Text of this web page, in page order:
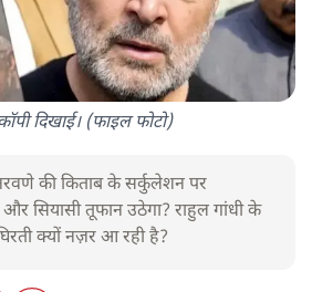
दिखाई। (फाइल फोटो)
की किताब के सर्कुलेशन पर
सियासी तूफान उठेगा? राहुल गांधी के
क्यों नज़र आ रही है?